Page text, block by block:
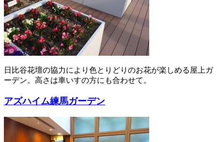
日比谷花壇の協力により色とりどりのお花が楽しめる屋上ガ
ーデン。高さは車いすの方にも合わせて。
アズハイム練馬ガーデン